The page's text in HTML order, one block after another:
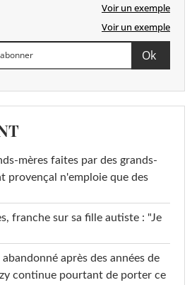
Voir un exemple
Voir un exemple
mères faites par des grands-
provençal n'emploie que des
franche sur sa fille autiste : "Je
après des années de
continue pourtant de porter ce